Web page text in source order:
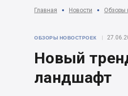
Главная Новости Обзоры
ОБЗОРЫ НОВОСТРОЕК
Новый
ландшафт